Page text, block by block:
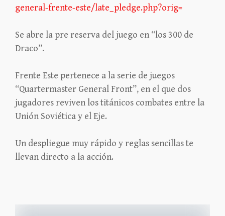
general-frente-este/late_pledge.php?orig=
Se abre la pre reserva del juego en “los 300 de
Draco”.
Frente Este pertenece a la serie de juegos
“Quartermaster General Front”, en el que dos
jugadores reviven los titánicos combates entre la
Unión Soviética y el Eje.
Un despliegue muy rápido y reglas sencillas te
llevan directo a la acción.